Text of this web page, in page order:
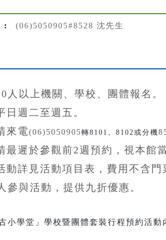
: (06)5050905#8528 沈先生
人以上機關、學校、團體報名。
日週二至週五。
來電(06)5050905轉8101、8102或分機
最遲於參觀前2週預約，視本館
動詳見活動項目表，費用不含 門
參與活動，提供九折優惠 。